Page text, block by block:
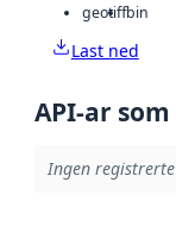
geotiffbin
Last ned
API-ar
Ingen